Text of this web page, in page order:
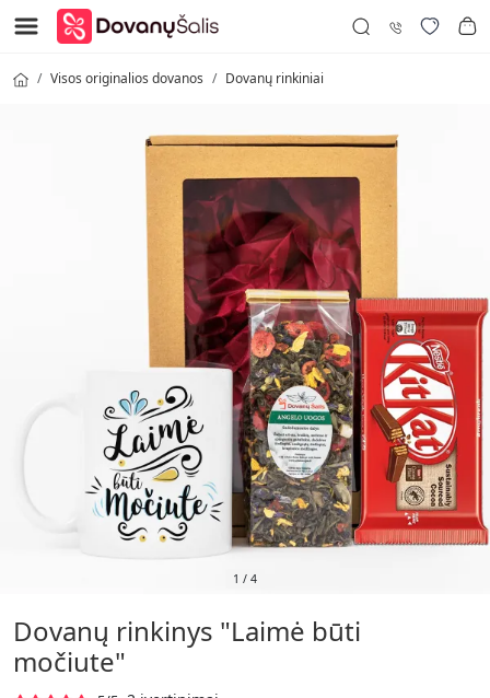
Visos originalios dovanos Dovanų rinkiniai
1 / 4
Dovanų rinkinys "Laimė būti
močiute"